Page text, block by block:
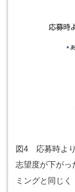
図4 応募時よ
志望度が下がっ
ミングと同じ